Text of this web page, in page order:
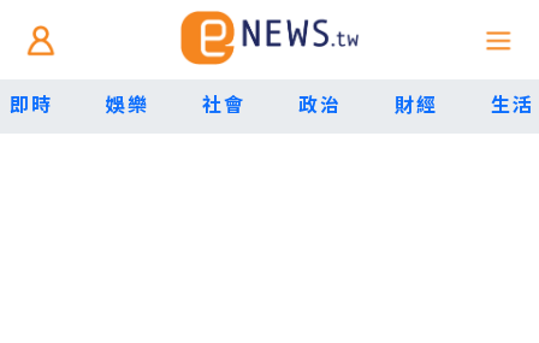
即時 娛樂 社會 政治 財經 生活